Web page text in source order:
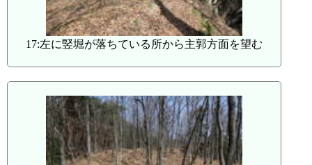
17:左に竪堀が落ちている所から主郭方面を望む